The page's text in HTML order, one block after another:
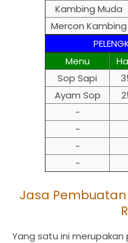
Kambing Muda
Mercon Kambing
Menu
Sop Sapi
Ayam Sop
-
-
-
-
Jasa
Yang satu ini